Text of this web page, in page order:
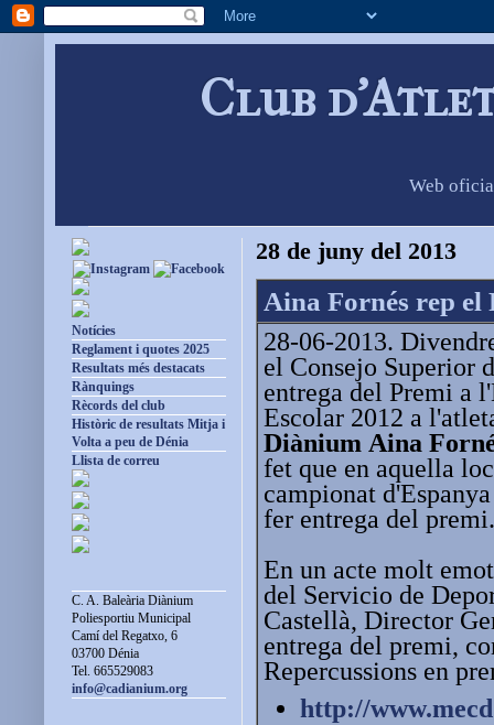
Club
Web
28 de juny del 2013
Aina Fornés rep
28-06-2013.
el Consejo Superior
entrega del Premi a
Escolar 2012 a
Diànium Aina
fet que en aquella
campionat
fer entrega del premi.
En un acte molt
del Servicio de
Castellà, Director
entrega del premi,
Repercussions en
http://
Notícies
Reglament i quotes 2025
Resultats més destacats
Rànquings
Rècords del club
Històric de resultats Mitja i
Volta a peu de Dénia
Llista de correu
C. A. Baleària Diànium
Poliesportiu Municipal
Camí del Regatxo, 6
03700 Dénia
Tel. 665529083
info@cadianium.org